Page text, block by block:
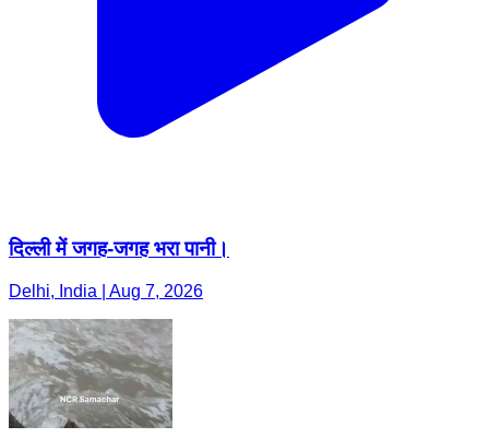
दिल्ली में जगह-जगह भरा पानी।
Delhi, India | Aug 7, 2026